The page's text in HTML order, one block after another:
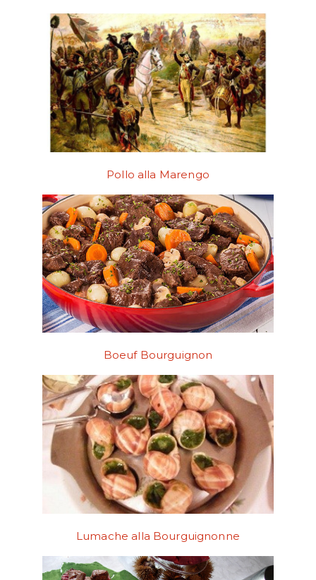
Pollo alla Marengo
Boeuf Bourguignon
Lumache alla Bourguignonne